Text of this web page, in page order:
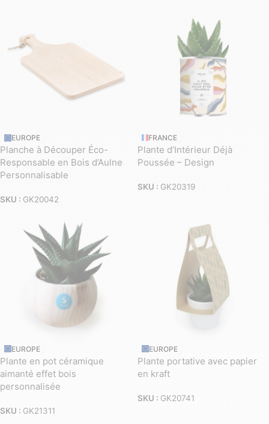
EUROPE
Planche à Découper Éco-
Responsable en Bois d’Aulne
Personnalisable
SKU : GK20042
FRANCE
Plante d’Intérieur Déjà
Poussée – Design
SKU : GK20319
EUROPE
Plante en pot céramique
aimanté effet bois
personnalisée
SKU : GK21311
EUROPE
Plante portative avec papier
en kraft
SKU : GK20741